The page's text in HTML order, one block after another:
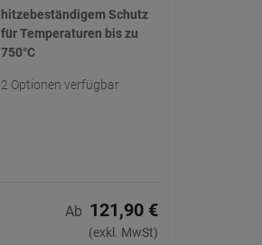
hitzebeständigem Schutz
für Temperaturen bis zu
750°C
2 Optionen verfügbar
Ab 121,90 €
(exkl. MwSt)